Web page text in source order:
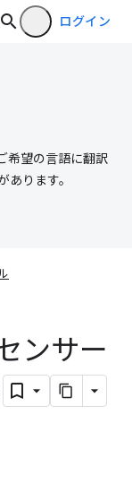
ログイン
希望の言語に翻訳
ります。
ンサー